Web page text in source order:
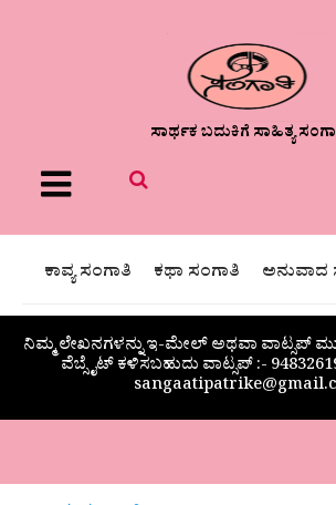
ಸಾರ್ಥಕ ಬದುಕಿಗೆ ಸಾಹಿತ್ಯ
Menu
ಕಾವ್ಯ ಸಂಗಾತಿ ಕಥಾ ಸಂಗಾತಿ ಅನುವಾದ
ನಿಮ್ಮ ಲೇಖನಗಳನ್ನು ಇ-ಮೇಲ್ ಅಥವಾ ವಾಟ್ಸಪ್
ವೆಬ್ಸೈಟ್ ಕಳಿಸಬಹುದು ವಾಟ್ಸಪ್‌ :-